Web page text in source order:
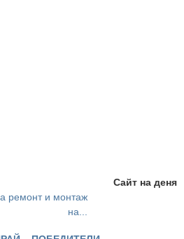
Сайт на деня
ремонт и монтаж
на...